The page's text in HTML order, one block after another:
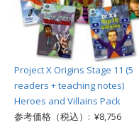
Project X Origins Stage 11 (5
readers + teaching notes)
Heroes and Villains Pack
参考価格（税込）: ¥8,756